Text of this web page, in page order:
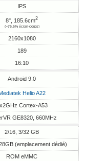
IPS
8", 185.6cm2
(~76.5% écran-corps)
2160x1080
189
16:10
Android 9.0
Helio A22
Cortex-A53
GE8320, 660MHz
2/16, 3/32 GB
(emplacement dédié)
ROM eMMC